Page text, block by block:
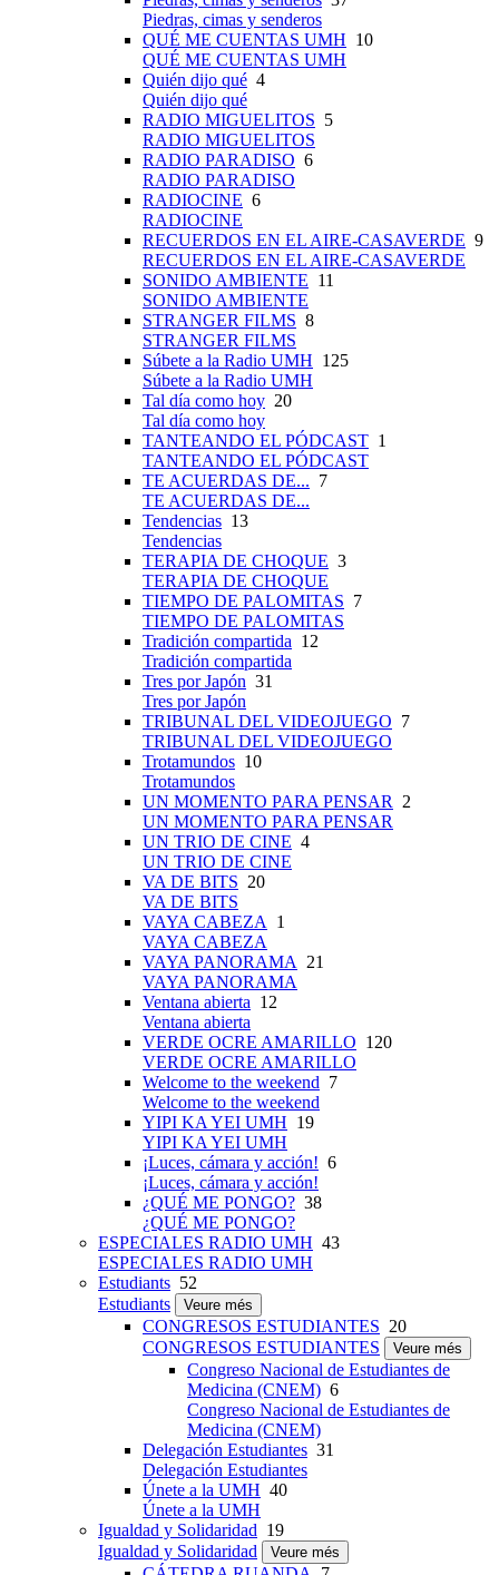
Piedras, cimas y senderos
QUÉ ME CUENTAS UMH 10
QUÉ ME CUENTAS UMH
Quién dijo qué 4
Quién dijo qué
RADIO MIGUELITOS 5
RADIO MIGUELITOS
RADIO PARADISO 6
RADIO PARADISO
RADIOCINE 6
RADIOCINE
RECUERDOS EN EL AIRE-CASAVERDE 9
RECUERDOS EN EL AIRE-CASAVERDE
SONIDO AMBIENTE 11
SONIDO AMBIENTE
STRANGER FILMS 8
STRANGER FILMS
Súbete a la Radio UMH 125
Súbete a la Radio UMH
Tal día como hoy 20
Tal día como hoy
TANTEANDO EL PÓDCAST 1
TANTEANDO EL PÓDCAST
TE ACUERDAS DE... 7
TE ACUERDAS DE...
Tendencias 13
Tendencias
TERAPIA DE CHOQUE 3
TERAPIA DE CHOQUE
TIEMPO DE PALOMITAS 7
TIEMPO DE PALOMITAS
Tradición compartida 12
Tradición compartida
Tres por Japón 31
Tres por Japón
TRIBUNAL DEL VIDEOJUEGO 7
TRIBUNAL DEL VIDEOJUEGO
Trotamundos 10
Trotamundos
UN MOMENTO PARA PENSAR 2
UN MOMENTO PARA PENSAR
UN TRIO DE CINE 4
UN TRIO DE CINE
VA DE BITS 20
VA DE BITS
VAYA CABEZA 1
VAYA CABEZA
VAYA PANORAMA 21
VAYA PANORAMA
Ventana abierta 12
Ventana abierta
VERDE OCRE AMARILLO 120
VERDE OCRE AMARILLO
Welcome to the weekend 7
Welcome to the weekend
YIPI KA YEI UMH 19
YIPI KA YEI UMH
¡Luces, cámara y acción! 6
¡Luces, cámara y acción!
¿QUÉ ME PONGO? 38
¿QUÉ ME PONGO?
ESPECIALES RADIO UMH 43
ESPECIALES RADIO UMH
Estudiants 52
Estudiants
Veure més
CONGRESOS ESTUDIANTES 20
CONGRESOS ESTUDIANTES
Veure més
Congreso Nacional de Estudiantes de
Medicina (CNEM) 6
Congreso Nacional de Estudiantes de
Medicina (CNEM)
Delegación Estudiantes 31
Delegación Estudiantes
Únete a la UMH 40
Únete a la UMH
Igualdad y Solidaridad 19
Igualdad y Solidaridad
Veure més